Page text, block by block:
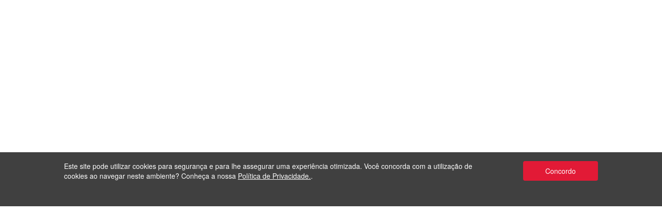
Este site pode utilizar cookies para segurança e para lhe assegurar uma experiência otimizada. Você concorda com a utilização de
cookies ao navegar neste ambiente? Conheça a nossa Política de Privacidade.. Concordo